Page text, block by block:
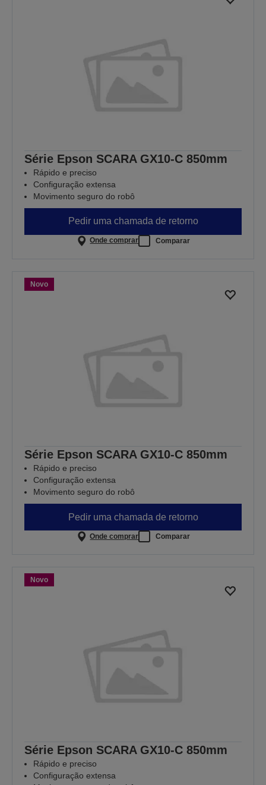
Série Epson SCARA GX10-C 850mm
Rápido e preciso
Configuração extensa
Movimento seguro do robô
Pedir uma chamada de retorno
Onde comprar Comparar
Novo
Série Epson SCARA GX10-C 850mm
Rápido e preciso
Configuração extensa
Movimento seguro do robô
Pedir uma chamada de retorno
Onde comprar Comparar
Novo
Série Epson SCARA GX10-C 850mm
Rápido e preciso
Configuração extensa